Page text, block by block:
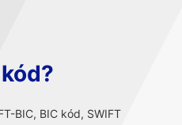
BIC, BIC kód, SWIFT